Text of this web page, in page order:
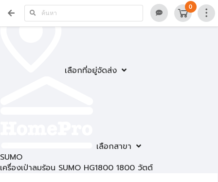
เลือกที่อยู่จัดส่ง
เลือกสาขา
0
SUMO
เครื่องเป่าลมร้อน SUMO HG1800 1800 วัตต์